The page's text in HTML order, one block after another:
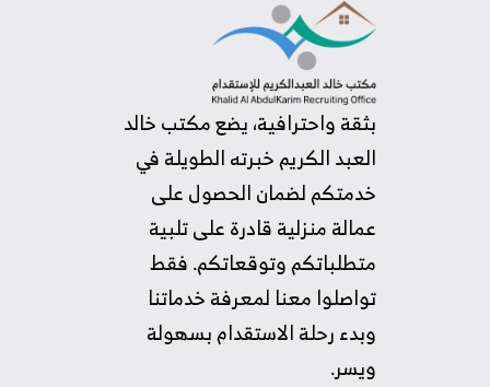
بثقة واحترافية، يضع مكتب خالد
العبد الكريم خبرته الطويلة في
خدمتكم لضمان الحصول على
عمالة منزلية قادرة على تلبية
متطلباتكم وتوقعاتكم. فقط
تواصلوا معنا لمعرفة خدماتنا
وبدء رحلة الاستقدام بسهولة
ويسر.